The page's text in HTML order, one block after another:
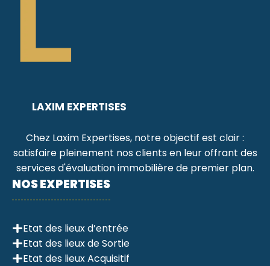
LAXIM EXPERTISES
Chez Laxim Expertises, notre objectif est clair :
satisfaire pleinement nos clients en leur offrant des
services d'évaluation immobilière de premier plan.
NOS EXPERTISES
Etat des lieux d’entrée
Etat des lieux de Sortie
Etat des lieux Acquisitif